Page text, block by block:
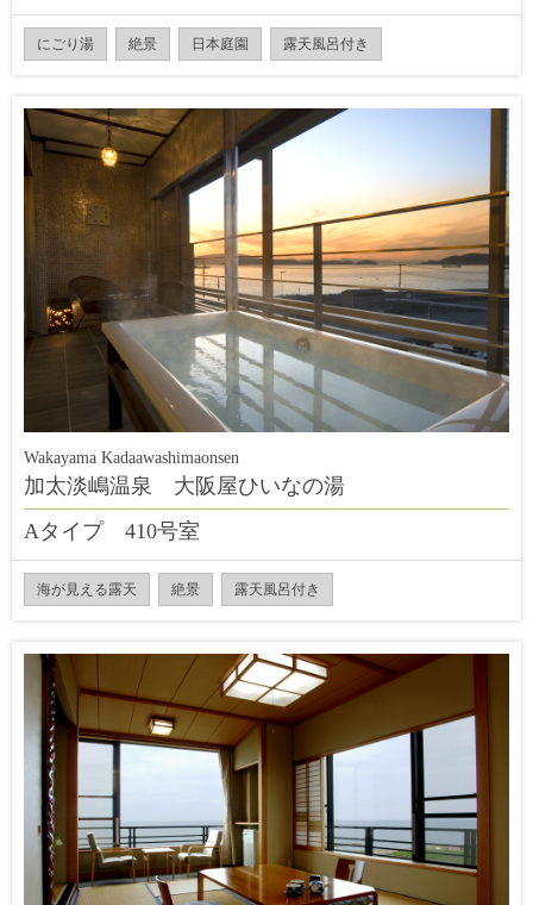
にごり湯 絶景 日本庭園 露天風呂付き
Wakayama Kadaawashimaonsen
加太淡嶋温泉 大阪屋ひいなの湯
Aタイプ 410号室
海が見える露天 絶景 露天風呂付き